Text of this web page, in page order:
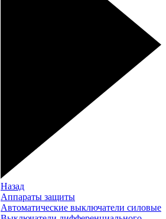
Назад
Аппараты защиты
Автоматические выключатели силовые